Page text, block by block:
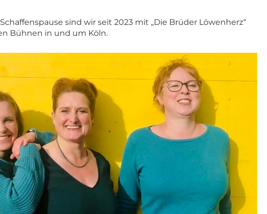
sind wir seit 2023 mit „Die Brüder Löwenherz“
Bühnen in und um Köln.